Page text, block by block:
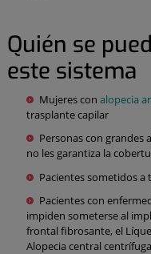
Quién se
este sistema
Mujeres con alopecia
trasplante capilar
Personas con grandes
no les garantiza la
Pacientes sometidos
Pacientes con
impiden someterse al
frontal fibrosante, el
Alopecia central